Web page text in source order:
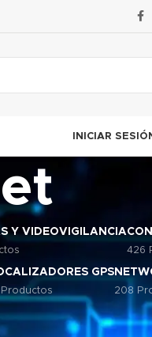
INICIAR
Y VIDEOVIGILANCIA
426
GPS
Productos 208